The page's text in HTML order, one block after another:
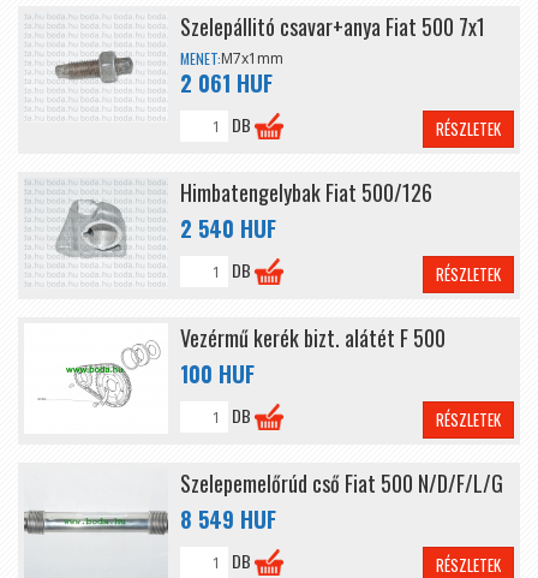
Szelepállitó csavar+anya Fiat 500 7x1
MENET:M7x1mm
2 061 HUF
DB RÉSZLETEK
Himbatengelybak Fiat 500/126
2 540 HUF
DB RÉSZLETEK
Vezérmű kerék bizt. alátét F 500
100 HUF
DB RÉSZLETEK
Szelepemelőrúd cső Fiat 500 N/D/F/L/G
8 549 HUF
DB RÉSZLETEK